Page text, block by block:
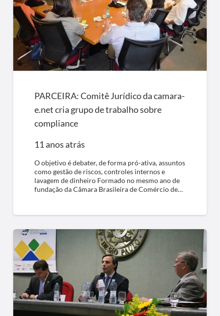
PARCEIRA: Comitê Jurídico da camara-
e.net cria grupo de trabalho sobre
compliance
11 anos atrás
O objetivo é debater, de forma pró-ativa, assuntos
como gestão de riscos, controles internos e
lavagem de dinheiro Formado no mesmo ano de
fundação da Câmara Brasileira de Comércio de…